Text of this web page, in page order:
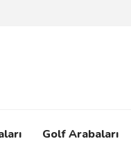
Golf Arabaları